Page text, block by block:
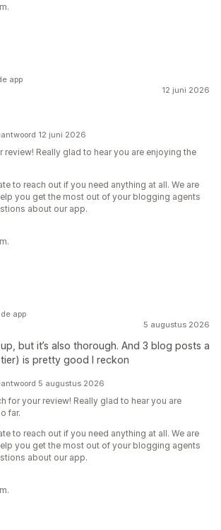
12 juni 2026
app
12 juni 2026
review! Really glad to hear you are enjoying the
to reach out if you need anything at all. We are
you get the most out of your blogging agents
about our app.
5 augustus 2026
but it’s also thorough. And 3 blog posts a
is pretty good I reckon
app
5 augustus 2026
for your review! Really glad to hear you are
far.
to reach out if you need anything at all. We are
you get the most out of your blogging agents
about our app.